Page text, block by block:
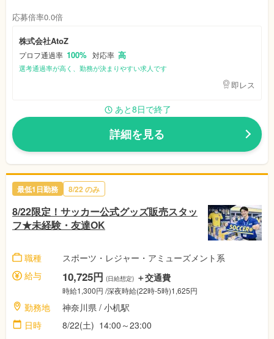
応募倍率0.0倍
株式会社AtoZ
プロフ通過率 100% 対応率 高
選考通過率が高く、勤務が決まりやすい求人です
即レス
あと8日で終了
詳細を見る
最低1日勤務 8/22のみ
8/22限定！サッカー公式グッズ販売スタッ
フ★未経験・友達OK
職種
スポーツ・レジャー・アミューズメント系
給与
10,725円 (日給想定) ＋交通費
時給1,300円 /深夜時給(22時-5時)1,625円
勤務地 神奈川県 / 小机駅
日時
8/22(土) 14:00～23:00